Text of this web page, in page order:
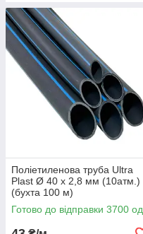
Поліетиленова труба Ultra
Plast Ø 40 х 2,8 мм (10атм.)
(бухта 100 м)
Готово до відправки 3700 од.